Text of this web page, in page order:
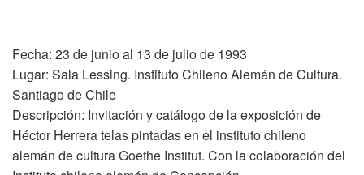
Fecha: 23 de junio al 13 de julio de 1993
Lugar: Sala Lessing. Instituto Chileno Alemán de Cultura.
Santiago de Chile
Descripción: Invitación y catálogo de la exposición de
Héctor Herrera telas pintadas en el instituto chileno
alemán de cultura Goethe Institut. Con la colaboración del